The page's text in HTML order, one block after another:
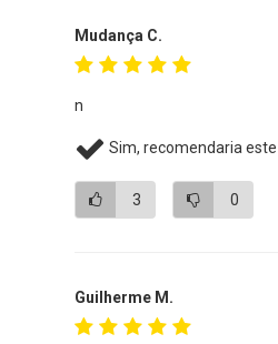
Mudança C.
n
Sim, recomendaria
3 0
Guilherme M.